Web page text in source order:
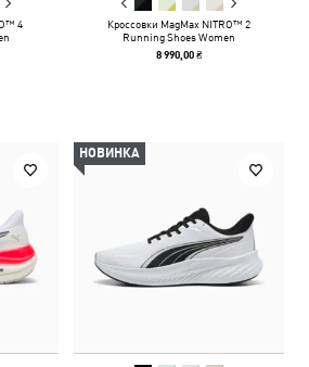
4
Кроссовки MagMax NITRO™ 2
Running Shoes Women
8 990,00 ₴
НОВИНКА